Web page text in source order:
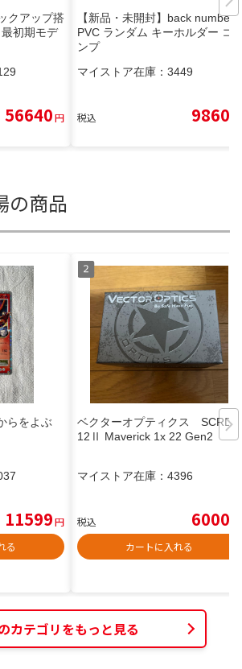
クアップ搭
初期モデ
56640円
【新品・未開封】back number
PVC ランダム キーホルダー コ
ンプ
マイストア在庫： 3449
税込 9860
の商品
らをよぶ
11599円
る
ベクターオプティクス SCRD-
12Ⅱ Maverick 1x 22 Gen2
マイストア在庫： 4396
税込 6000
カートに入れる
カテゴリをもっと見る